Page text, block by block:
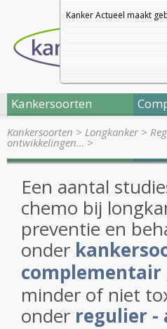
Kanker Actueel maakt
Kankersoorten
Kankersoorten > Longkanker>
ontwikkelingen… >
Een aantal
chemo bij
preventie en
onder
complementair
minder of niet
onder regulier -